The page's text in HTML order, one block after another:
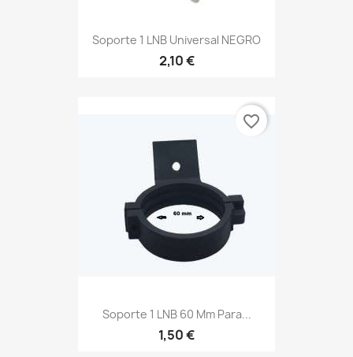
Soporte 1 LNB Universal NEGRO
2,10 €
Soporte 1 LNB 60 Mm Para...
1,50 €
favorite_border